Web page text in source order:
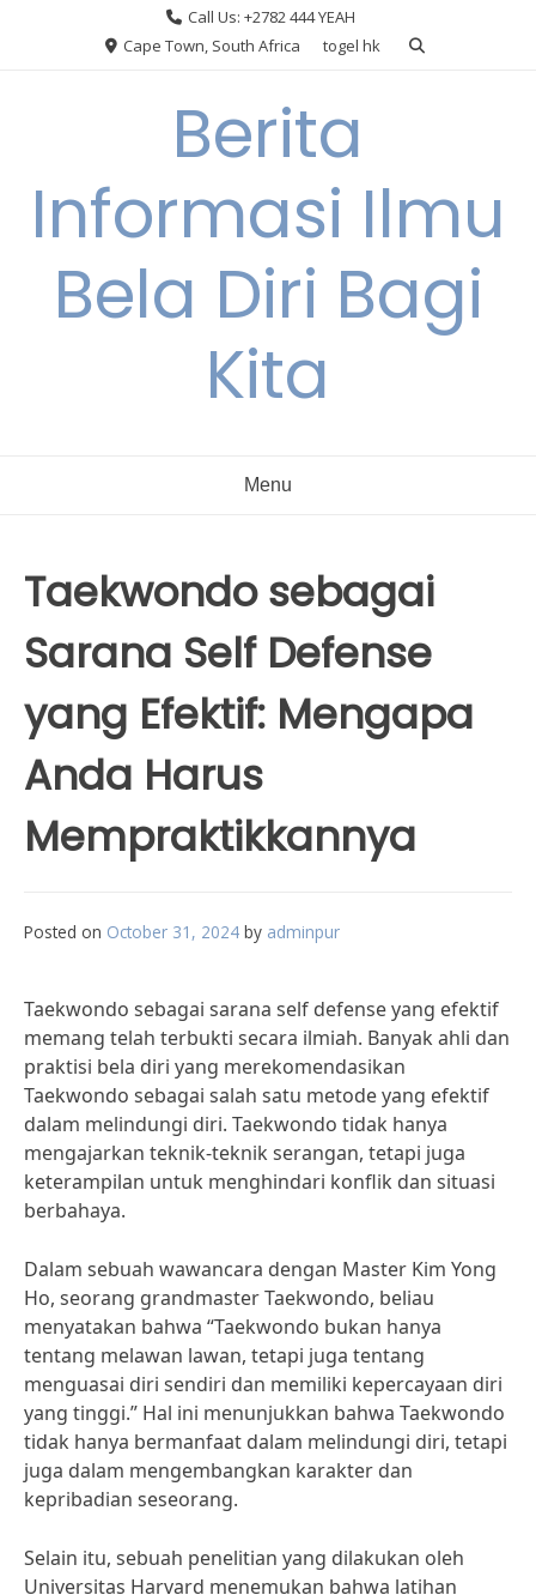
Call Us: +2782 444 YEAH
Cape Town, South Africa
togel hk
Berita
Informasi Ilmu
Bela Diri Bagi
Kita
Menu
Taekwondo sebagai
Sarana Self Defense
yang Efektif: Mengapa
Anda Harus
Mempraktikkannya
Posted on October 31, 2024 by adminpur
Taekwondo sebagai sarana self defense yang efektif
memang telah terbukti secara ilmiah. Banyak ahli dan
praktisi bela diri yang merekomendasikan
Taekwondo sebagai salah satu metode yang efektif
dalam melindungi diri. Taekwondo tidak hanya
mengajarkan teknik-teknik serangan, tetapi juga
keterampilan untuk menghindari konflik dan situasi
berbahaya.
Dalam sebuah wawancara dengan Master Kim Yong
Ho, seorang grandmaster Taekwondo, beliau
menyatakan bahwa “Taekwondo bukan hanya
tentang melawan lawan, tetapi juga tentang
menguasai diri sendiri dan memiliki kepercayaan diri
yang tinggi.” Hal ini menunjukkan bahwa Taekwondo
tidak hanya bermanfaat dalam melindungi diri, tetapi
juga dalam mengembangkan karakter dan
kepribadian seseorang.
Selain itu, sebuah penelitian yang dilakukan oleh
Universitas Harvard menemukan bahwa latihan